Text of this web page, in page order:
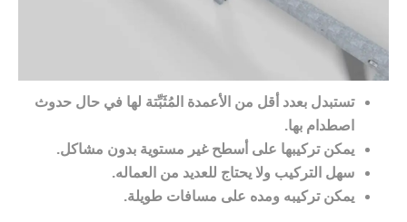
تستبدل بعدد أقل من الأعمدة المُثَبِّتة لها في حال حدوث
اصطدام بها.
يمكن تركيبها على أسطح غير مستوية بدون مشاكل.
سهل التركيب ولا يحتاج للعديد من العماله.
يمكن تركيبه ومده على مسافات طويلة.